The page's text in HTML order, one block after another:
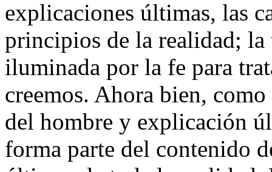
explicaciones últimas, las
principios de la realidad; la
iluminada por la fe para
creemos. Ahora bien,
del hombre y explicación
forma parte del contenido